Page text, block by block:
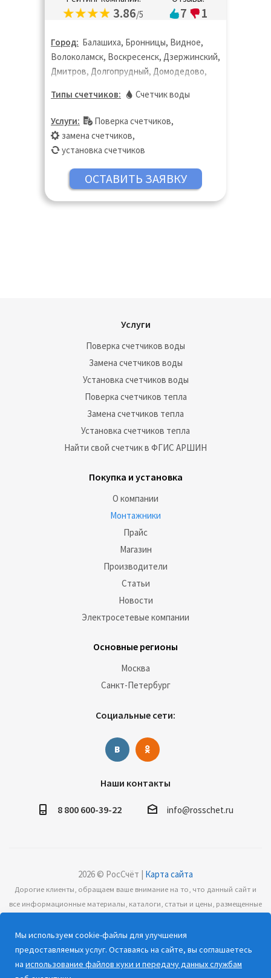
3.86/5 7 1
Город: Балашиха, Бронницы, Видное,
Волоколамск, Воскресенск, Дзержинский,
Дмитров, Долгопрудный, Домодедово,
Ивантеевка, Истра, Кашира, Клин,
Коломна, Королёв, Котельники,
Красногорск, Лобня, Лосино-Петровский,
Лыткарино, Люберцы, Можайск, Мытищи,
Наро-Фоминск, Озёры, Орехово-Зуево,
Павловский Посад, Подольск, Пушкино,
Раменское, Реутов, Руза, Сергиев Посад,
Серпухов, Солнечногорск, Ступино,
Типы счетчиков: Счетчик воды
Услуги: Поверка счетчиков,
замена счетчиков,
установка счетчиков
Услуги
Поверка счетчиков воды
Замена счетчиков воды
Установка счетчиков воды
Поверка счетчиков тепла
Замена счетчиков тепла
Установка счетчиков тепла
Найти свой счетчик в ФГИС АРШИН
Покупка и установка
О компании
Монтажники
Прайс
Магазин
Производители
Статьи
Новости
Электросетевые компании
Основные регионы
Москва
Санкт-Петербург
Социальные сети:
Наши контакты
8 800 600-39-22 info@rosschet.ru
2026 © РосСчёт | Карта сайта
Дорогие клиенты, обращаем ваше внимание на то, что данный сайт и
все информационные материалы, каталоги, статьи и цены, размещенные
являются публичной офертой, определяемой положениями Статьи 437
(2) Гражданского кодекса РФ.
Мы используем cookie-файлы для улучшения
предоставляемых услуг. Оставаясь на сайте, вы соглашаетесь
на использование файлов куки и передачу данных службам